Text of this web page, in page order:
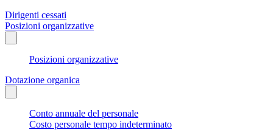
Dirigenti cessati
Posizioni organizzative
Posizioni organizzative
Dotazione organica
Conto annuale del personale
Costo personale tempo indeterminato